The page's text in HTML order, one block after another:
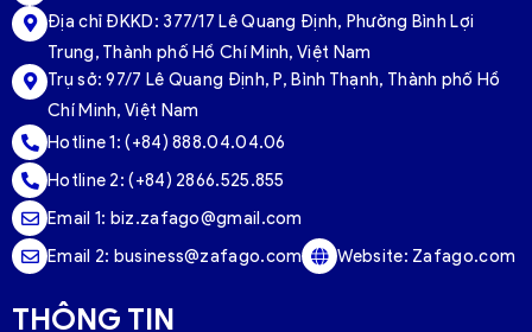
Địa chỉ ĐKKD: 377/17 Lê Quang Định, Phường Bình Lợi
Trung, Thành phố Hồ Chí Minh, Việt Nam
Trụ sở:97/7 Lê Quang Định, P, Bình Thạnh, Thành phố Hồ
Chí Minh, Việt Nam
Hotline 1:(+84) 888.04.04.06
Hotline 2:(+84) 2866.525.855
Email 1: biz.zafago@gmail.com
Email 2: business@zafago.com Website: Zafago.com
THÔNG TIN